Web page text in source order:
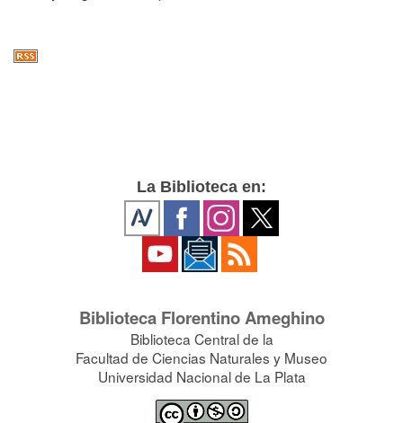
La Biblioteca en:
Biblioteca Florentino Ameghino
Biblioteca Central de la
Facultad de Ciencias Naturales y Museo
Universidad Nacional de La Plata